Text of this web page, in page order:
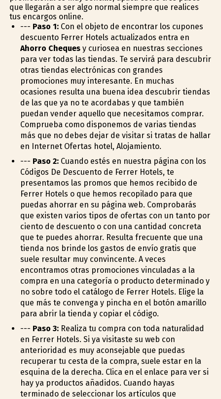
que llegarán a ser algo normal siempre que realices
tus encargos online.
--- Paso 1:Con el objeto de encontrar los cupones
descuento Ferrer Hotels actualizados entra en
Ahorro Chequesy curiosea en nuestras secciones
para ver todas las tiendas. Te servirá para descubrir
otras tiendas electrónicas con grandes
promociones muy interesante. En muchas
ocasiones resulta una buena idea descubrir tiendas
de las que ya no te acordabas y que también
puedan vender aquello que necesitamos comprar.
Comprueba como disponemos de varias tiendas
más que no debes dejar de visitar si tratas de hallar
en Internet Ofertas hotel, Alojamiento.
--- Paso 2:Cuando estés en nuestra página con los
Códigos De Descuento de Ferrer Hotels, te
presentamos las promos que hemos recibido de
Ferrer Hotels o que hemos recopilado para que
puedas ahorrar en su página web. Comprobarás
que existen varios tipos de ofertas con un tanto por
ciento de descuento o con una cantidad concreta
que te puedes ahorrar. Resulta frecuente que una
tienda nos brinde los gastos de envío gratis que
suele resultar muy convincente. A veces
encontramos otras promociones vinculadas a la
compra en una categoría o producto determinado y
no sobre todo el catálogo de Ferrer Hotels. Elige la
que más te convenga y pincha en el botón amarillo
para abrir la tienda y copiar el código.
--- Paso 3:Realiza tu compra con toda naturalidad
en Ferrer Hotels. Si ya visitaste su web con
anterioridad es muy aconsejable que puedas
recuperar tu cesta de la compra, suele estar en la
esquina de la derecha. Clica en el enlace para ver si
hay ya productos añadidos. Cuando hayas
terminado de seleccionar los artículos que